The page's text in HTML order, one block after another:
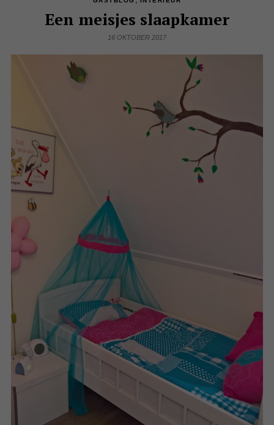
Een meisjes slaapkamer
16 OKTOBER 2017